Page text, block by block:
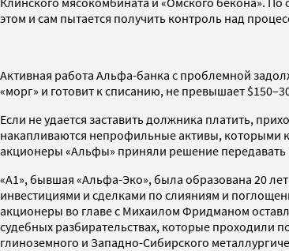
этом и сам пытается получить контроль над
Активная работа Альфа-банка с проблемной
«морг» и готовит к списанию, не превышает
Если не удается заставить должника платить,
накапливаются непрофильные активы, которыми
акционеры «Альфы» приняли решение
«А1», бывшая «Альфа-Эко», была образована 20
инвестициями и сделками по слияниям и
акционеры во главе с Михаилом Фридманом
судебных разбирательствах, которые проходили
глиноземного и Западно-Сибирского